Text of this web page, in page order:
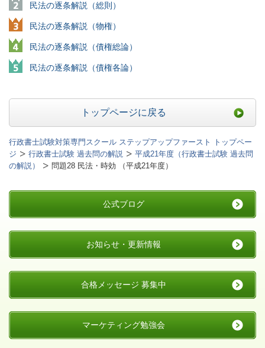
民法の逐条解説（総則）
民法の逐条解説（物権）
民法の逐条解説（債権総論）
民法の逐条解説（債権各論）
トップページに戻る
行政書士試験対策専門スクール ステップアップファースト トップペー
ジ
行政書士試験 過去問の解説
平成21年度（行政書士試験 過去問
の解説）
問題28 民法・時効 （平成21年度）
公式ブログ
お知らせ・更新情報
合格メッセージ 募集中
マーケティング勉強会